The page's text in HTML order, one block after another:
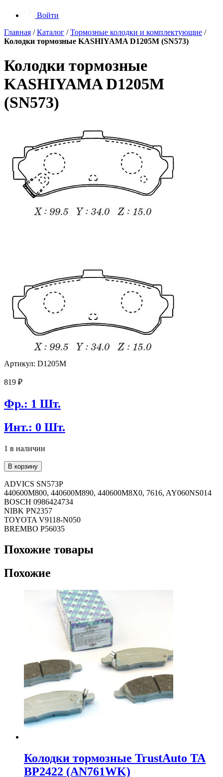
Войти
Главная /Каталог /Тормозные колодки и комплектующие /
Колодки тормозные KASHIYAMA D1205M (SN573)
Колодки тормозные
KASHIYAMA D1205M
(SN573)
Артикул: D1205M
819 ₽
Фр.: 1 Шт.
Инт.: 0 Шт.
1 в наличии
Количество
товара
Колодки
тормозные
KASHIYAMA
D1205M
(SN573)
В корзину
ADVICS SN573P
440600M800, 440600M890, 440600M8X0, 7616, AY060NS014
BOSCH 0986424734
NIBK PN2357
TOYOTA V9118-N050
BREMBO P56035
Похожие товары
Похожие
Колодки тормозные TrustAuto TA
BP2422 (AN761WK)